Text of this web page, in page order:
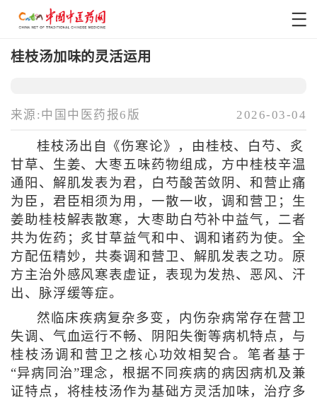
桂枝汤加味的灵活运用
来源:中国中医药报6版 2026-03-04
桂枝汤出自《伤寒论》，由桂枝、白芍、炙
甘草、生姜、大枣五味药物组成，方中桂枝辛温
通阳、解肌发表为君，白芍酸苦敛阴、和营止痛
为臣，君臣相须为用，一散一收，调和营卫；生
姜助桂枝解表散寒，大枣助白芍补中益气，二者
共为佐药；炙甘草益气和中、调和诸药为使。全
方配伍精妙，共奏调和营卫、解肌发表之功。原
方主治外感风寒表虚证，表现为发热、恶风、汗
出、脉浮缓等症。
然临床疾病复杂多变，内伤杂病常存在营卫
失调、气血运行不畅、阴阳失衡等病机特点，与
桂枝汤调和营卫之核心功效相契合。笔者基于
“异病同治”理念，根据不同疾病的病因病机及兼
证特点，将桂枝汤作为基础方灵活加味，治疗多